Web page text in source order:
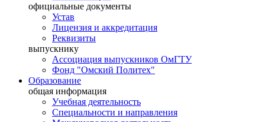
официальные документы
Устав
Лицензия и аккредитация
Реквизиты
выпускнику
Ассоциация выпускников ОмГТУ
Фонд "Омский Политех"
Образование
общая информация
Учебная деятельность
Специальности и направления